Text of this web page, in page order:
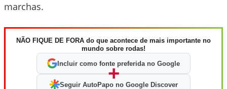
marchas.
NÃO FIQUE DE FORA do que acontece de mais importante no
mundo sobre rodas!
Incluir como fonte preferida no Google
+
Seguir AutoPapo no Google Discover